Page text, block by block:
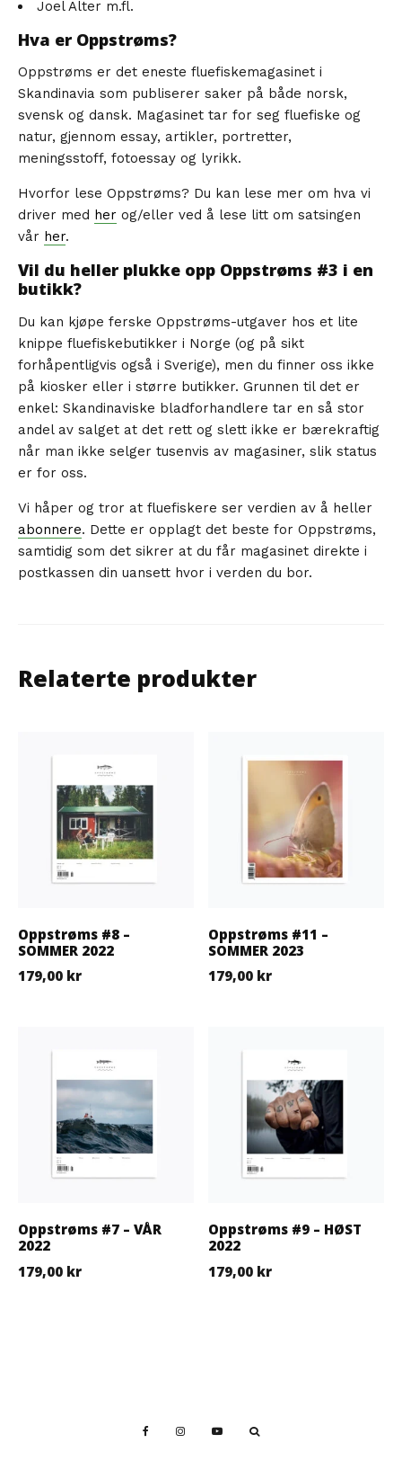
Joel Alter m.fl.
Hva er Oppstrøms?
Oppstrøms er det eneste fluefiskemagasinet i
Skandinavia som publiserer saker på både norsk,
svensk og dansk. Magasinet tar for seg fluefiske og
natur, gjennom essay, artikler, portretter,
meningsstoff, fotoessay og lyrikk.
Hvorfor lese Oppstrøms? Du kan lese mer om hva vi
driver med her og/eller ved å lese litt om satsingen
vår her.
Vil du heller plukke opp Oppstrøms #3 i en
butikk?
Du kan kjøpe ferske Oppstrøms-utgaver hos et lite
knippe fluefiskebutikker i Norge (og på sikt
forhåpentligvis også i Sverige), men du finner oss ikke
på kiosker eller i større butikker. Grunnen til det er
enkel: Skandinaviske bladforhandlere tar en så stor
andel av salget at det rett og slett ikke er bærekraftig
når man ikke selger tusenvis av magasiner, slik status
er for oss.
Vi håper og tror at fluefiskere ser verdien av å heller
abonnere. Dette er opplagt det beste for Oppstrøms,
samtidig som det sikrer at du får magasinet direkte i
postkassen din uansett hvor i verden du bor.
Relaterte produkter
Oppstrøms #8 –
SOMMER 2022
179,00 kr
Oppstrøms #11 –
SOMMER 2023
179,00 kr
Oppstrøms #7 – VÅR
2022
179,00 kr
Oppstrøms #9 – HØST
2022
179,00 kr